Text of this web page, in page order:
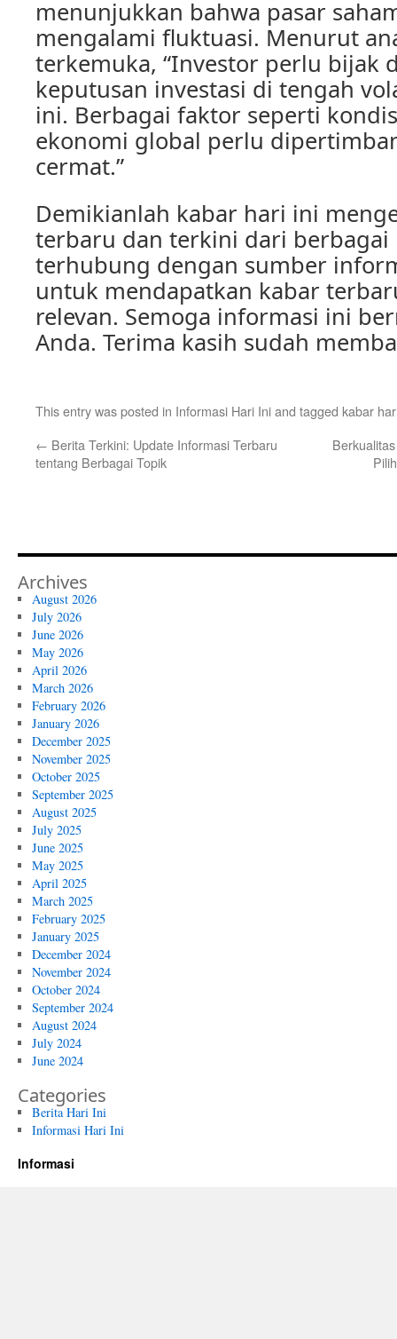
menunjukkan bahwa pasar
mengalami fluktuasi. Menurut
terkemuka, “Investor perlu bijak
keputusan investasi di tengah
ini. Berbagai faktor seperti
ekonomi global perlu
cermat.”
Demikianlah kabar hari ini
terbaru dan terkini dari berbagai
terhubung dengan sumber
untuk mendapatkan kabar
relevan. Semoga informasi ini
Anda. Terima kasih sudah
This entry was posted in Informasi Hari Iniand tagged kabar
← Berita Terkini: Update Informasi Terbaru
tentang Berbagai Topik
Archives
August 2026
July 2026
June 2026
May 2026
April 2026
March 2026
February 2026
January 2026
December 2025
November 2025
October 2025
September 2025
August 2025
July 2025
June 2025
May 2025
April 2025
March 2025
February 2025
January 2025
December 2024
November 2024
October 2024
September 2024
August 2024
July 2024
June 2024
Categories
Berita Hari Ini
Informasi Hari Ini
Informasi